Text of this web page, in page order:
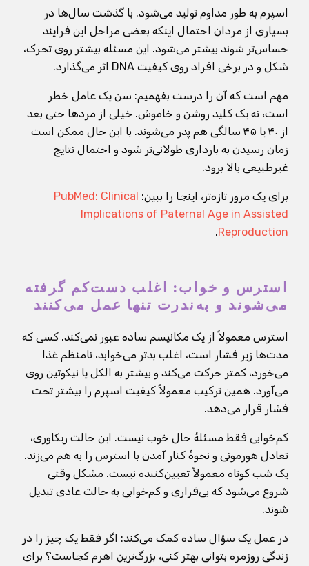
اسپرم به طور مداوم تولید می‌شود. با گذشت سال‌ها در
بسیاری از مردان احتمال اینکه بعضی مراحل این فرایند
حساس‌تر شوند بیشتر می‌شود. این مسئله بیشتر روی تحرک،
شکل و در برخی افراد روی کیفیت DNA اثر می‌گذارد.
مهم است که آن را درست بفهمیم: سن یک عامل خطر
است، نه یک کلید روشن و خاموش. خیلی از مردها حتی بعد
از ۴۰ یا ۴۵ سالگی هم پدر می‌شوند. با این حال ممکن است
زمان رسیدن به بارداری طولانی‌تر شود و احتمال نتایج
غیرطبیعی بالا برود.
برای یک مرور تازه‌تر، اینجا را ببین: PubMed: Clinical
Implications of Paternal Age in Assisted
Reproduction
.
استرس و خواب: اغلب دست‌کم گرفته
می‌شوند و به‌ندرت تنها عمل می‌کنند
استرس معمولاً از یک مکانیسم ساده عبور نمی‌کند. کسی که
مدت‌ها زیر فشار است، اغلب بدتر می‌خوابد، نامنظم غذا
می‌خورد، کمتر حرکت می‌کند و بیشتر به الکل یا نیکوتین روی
می‌آورد. همین ترکیب معمولاً کیفیت اسپرم را بیشتر تحت
فشار قرار می‌دهد.
کم‌خوابی فقط مسئلهٔ حال خوب نیست. این حالت ریکاوری،
تعادل هورمونی و نحوهٔ کنار آمدن با استرس را به هم می‌زند.
یک شب کوتاه معمولاً تعیین‌کننده نیست. مشکل وقتی
شروع می‌شود که بی‌قراری و کم‌خوابی به حالت عادی تبدیل
شوند.
در عمل یک سؤال ساده کمک می‌کند: اگر فقط یک چیز را در
زندگی روزمره بتوانی بهتر کنی، بزرگ‌ترین اهرم کجاست؟ برای